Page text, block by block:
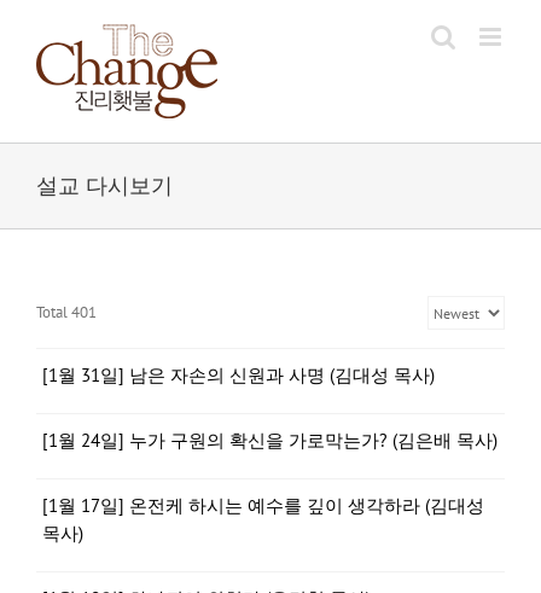
content
설교 다시보기
Total 401
[1월 31일] 남은 자손의 신원과 사명 (김대성 목사)
[1월 24일] 누가 구원의 확신을 가로막는가? (김은배 목사)
[1월 17일] 온전케 하시는 예수를 깊이 생각하라 (김대성
목사)